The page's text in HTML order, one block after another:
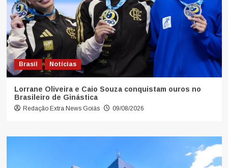
Brasil Notícias
Lorrane Oliveira e Caio Souza conquistam ouros no
Brasileiro de Ginástica
Redação Extra News Goiás 09/08/2026